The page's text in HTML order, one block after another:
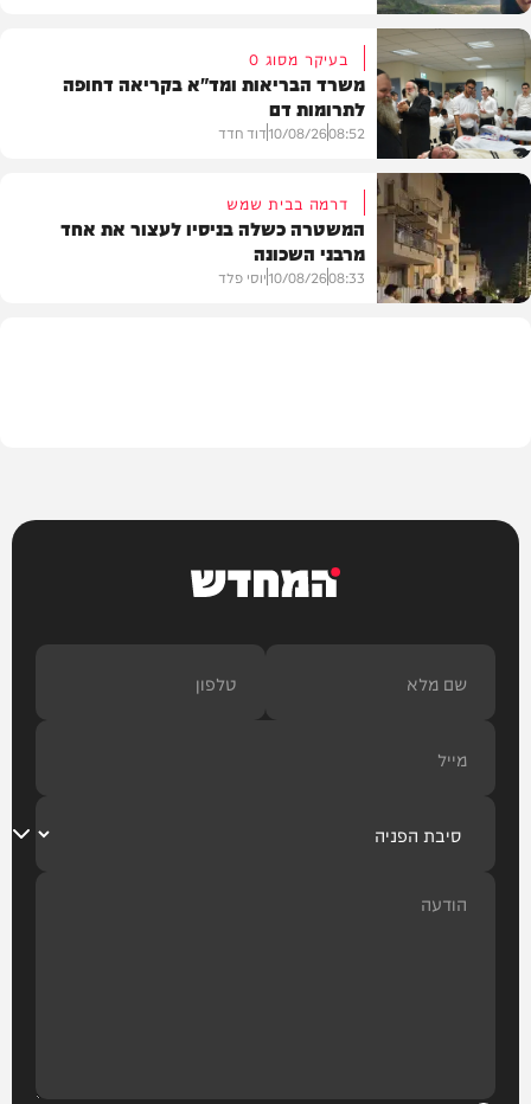
חדשות
חדשות
בעיקר מסוג O
משרד הבריאות ומד"א בקריאה דחופה
לתרומות דם
08:52
10/08/26דוד חדד
דרמה בבית שמש
המשטרה כשלה בניסיו לעצור את אחד
מרבני השכונה
08:33
10/08/26יוסי פלד
המחדש